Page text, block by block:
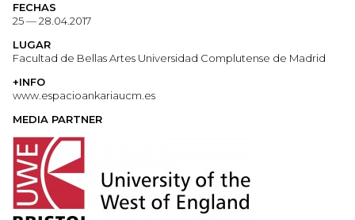
FECHAS
25 — 28.04.2017
LUGAR
Facultad de Bellas Artes Universidad Complutense de Madrid
+INFO
www.espacioankariaucm.es
MEDIA PARTNER